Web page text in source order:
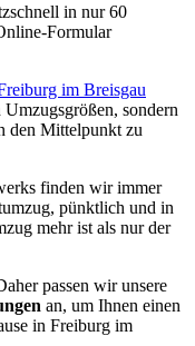
in nur 60
Formular
im Breisgau
sondern
den Mittelpunkt zu
finden wir immer
pünktlich und in
mehr ist als nur der
passen wir unsere
an, um Ihnen einen
in Freiburg im